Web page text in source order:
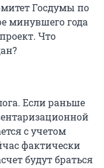
Госдумы по
минувшего года
Что
Если раньше
с учетом
фактически
будут браться